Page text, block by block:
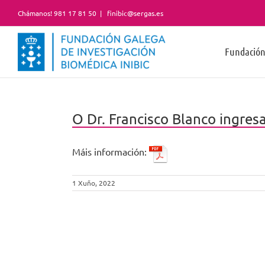
content
Chámanos! 981 17 81 50 | finibic@sergas.es
Fundación
O Dr. Francisco Blanco
Máis información:
1 Xuño, 2022